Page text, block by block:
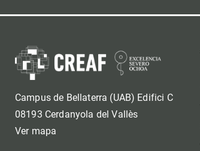
Campus de Bellaterra (UAB) Edifici C
08193 Cerdanyola del Vallès
Ver mapa